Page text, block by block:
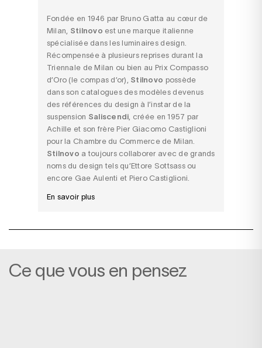
Fondée en 1946 par Bruno Gatta au cœur de
Milan, Stilnovo est une marque italienne
spécialisée dans les luminaires design.
Récompensée à plusieurs reprises durant la
Triennale de Milan ou bien au Prix Compasso
d’Oro (le compas d’or), Stilnovo possède
dans son catalogues des modèles devenus
des références du design à l’instar de la
suspension Saliscendi, créée en 1957 par
Achille et son frère Pier Giacomo Castiglioni
pour la Chambre du Commerce de Milan.
Stilnovo a toujours collaborer avec de grands
noms du design tels qu’Ettore Sottsass ou
encore Gae Aulenti et Piero Castiglioni.
En savoir plus
Ce que vous en pensez